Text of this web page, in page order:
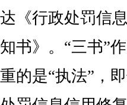
达《行政处罚信
知书》。“三书”
重的是“执法”，